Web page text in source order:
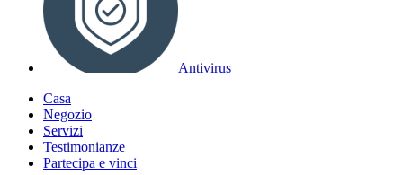
Antivirus
Casa
Negozio
Servizi
Testimonianze
Partecipa e vinci